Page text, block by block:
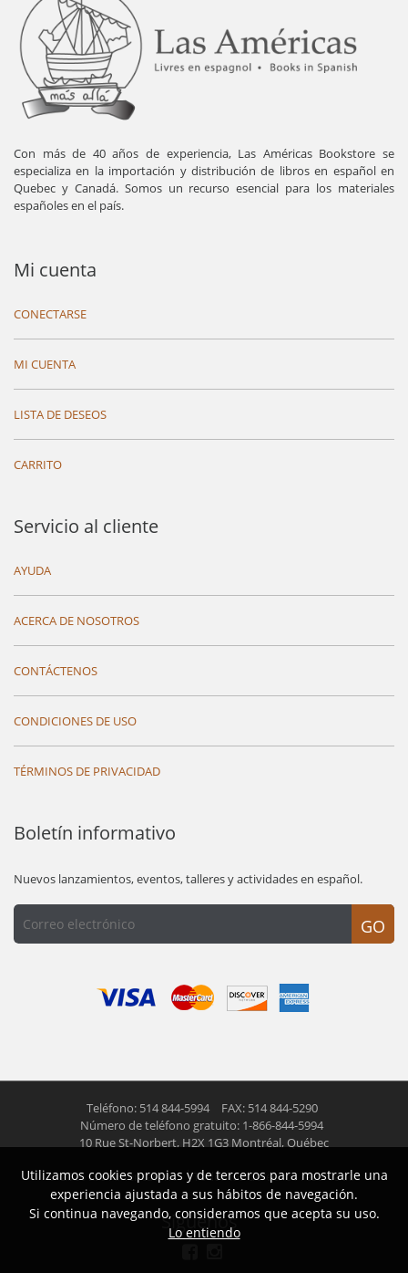
Con más de 40 años de experiencia, Las Américas Bookstore se
especializa en la importación y distribución de libros en español en
Quebec y Canadá. Somos un recurso esencial para los materiales
españoles en el país.
Mi cuenta
CONECTARSE
MI CUENTA
LISTA DE DESEOS
CARRITO
Servicio al cliente
AYUDA
ACERCA DE NOSOTROS
CONTÁCTENOS
CONDICIONES DE USO
TÉRMINOS DE PRIVACIDAD
Boletín informativo
Nuevos lanzamientos, eventos, talleres y actividades en español.
GO
Teléfono: 514 844-5994
FAX: 514 844-5290
Número de teléfono gratuito: 1-866-844-5994
10 Rue St-Norbert, H2X 1G3 Montréal, Québec
© 2026 Las Americas inc. Todos los derechos reservados
Siguenos
Utilizamos cookies propias y de terceros para mostrarle una
experiencia ajustada a sus hábitos de navegación.
Si continua navegando, consideramos que acepta su uso.
Lo entiendo